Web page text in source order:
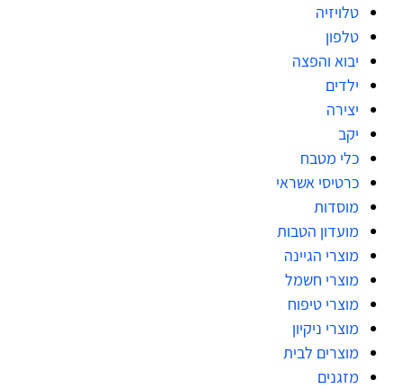
טלויזיה
טלפון
יבוא והפצה
ילדים
יצירה
יקב
כלי מטבח
כרטיסי אשראי
מוסדות
מועדון הטבות
מוצרי הגיינה
מוצרי חשמל
מוצרי טיפוח
מוצרי ניקיון
מוצרים לבית
מזגנים